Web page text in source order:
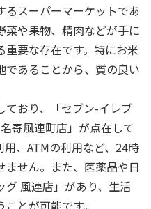
るスーパーマーケットであ
菜や果物、精肉などが手に
重要な存在です。特にお米
であることから、質の良い
ており、「セブン-イレブ
寄風連町店」が点在して
、ATMの利用など、24時
せん。また、医薬品や日
グ 風連店」があり、生活
とが可能です。